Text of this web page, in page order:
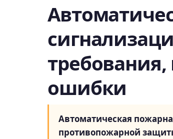
ошибки
Автоматическая
противопожарной